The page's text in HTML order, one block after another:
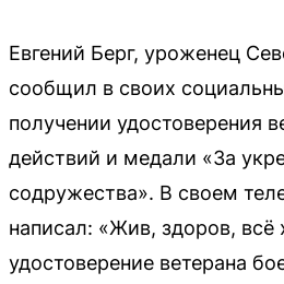
Евгений Берг, уроженец
сообщил в своих
получении удостоверения
действий и медали «За
содружества». В своем
написал: «Жив, здоров,
удостоверение ветерана